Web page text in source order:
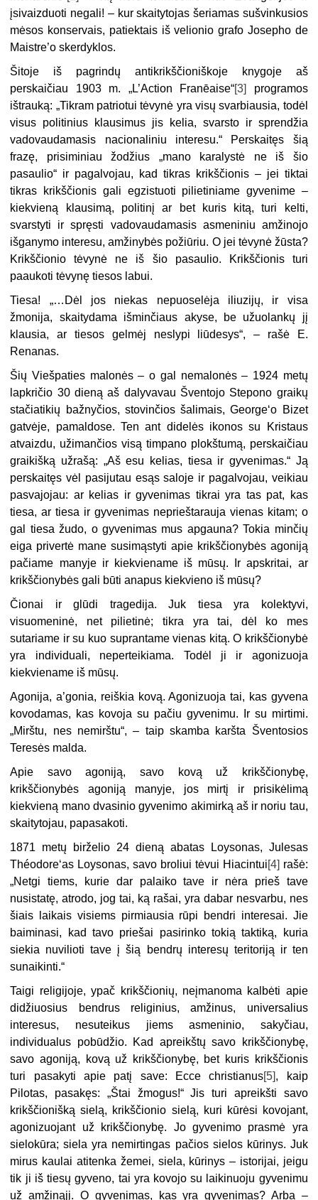
įsivaizduoti negali! – kur skaitytojas šeriamas sušvinkusios
mėsos konservais, patiektais iš velionio grafo Josepho de
Maistre’o skerdyklos.
Šitoje iš pagrindų antikrikščioniškoje knygoje aš
perskaičiau 1903 m. „L’Action Franēaise“ [3]
programos
ištrauką: „Tikram patriotui tėvynė yra visų svarbiausia, todėl
visus politinius klausimus jis kelia, svarsto ir sprendžia
vadovaudamasis nacionaliniu interesu.“ Perskaitęs šią
frazę, prisiminiau žodžius „mano karalystė ne iš šio
pasaulio“ ir pagalvojau, kad tikras krikščionis – jei tiktai
tikras krikščionis gali egzistuoti pilietiniame gyvenime –
kiekvieną klausimą, politinį ar bet kuris kitą, turi kelti,
svarstyti ir spręsti vadovaudamasis asmeniniu amžinojo
išganymo interesu, amžinybės požiūriu. O jei tėvynė žūsta?
Krikščionio tėvynė ne iš šio pasaulio. Krikščionis turi
paaukoti tėvynę tiesos labui.
Tiesa! „…Dėl jos niekas nepuoselėja iliuzijų, ir visa
žmonija, skaitydama išminčiaus akyse, be užuolankų jį
klausia, ar tiesos gelmėj neslypi liūdesys“, – rašė E.
Renanas.
Šių Viešpaties malonės – o gal nemalonės – 1924 metų
lapkričio 30 dieną aš dalyvavau Šventojo Stepono graikų
stačiatikių bažnyčios, stovinčios šalimais, George‘o Bizet
gatvėje, pamaldose. Ten ant didelės ikonos su Kristaus
atvaizdu, užimančios visą timpano plokštumą, perskaičiau
graikišką užrašą: „Aš esu kelias, tiesa ir gyvenimas.“ Ją
perskaitęs vėl pasijutau esąs saloje ir pagalvojau, veikiau
pasvajojau: ar kelias ir gyvenimas tikrai yra tas pat, kas
tiesa, ar tiesa ir gyvenimas neprieštarauja vienas kitam; o
gal tiesa žudo, o gyvenimas mus apgauna? Tokia minčių
eiga privertė mane susimąstyti apie krikščionybės agoniją
pačiame manyje ir kiekviename iš mūsų. Ir apskritai, ar
krikščionybės gali būti anapus kiekvieno iš mūsų?
Čionai ir glūdi tragedija. Juk tiesa yra kolektyvi,
visuomeninė, net pilietinė; tikra yra tai, dėl ko mes
sutariame ir su kuo suprantame vienas kitą. O krikščionybė
yra individuali, neperteikiama. Todėl ji ir agonizuoja
kiekviename iš mūsų.
Agonija, a’gonia, reiškia kovą. Agonizuoja tai, kas gyvena
kovodamas, kas kovoja su pačiu gyvenimu. Ir su mirtimi.
„Mirštu, nes nemirštu“, – taip skamba karšta Šventosios
Teresės malda.
Apie savo agoniją, savo kovą už krikščionybę,
krikščionybės agoniją manyje, jos mirtį ir prisikėlimą
kiekvieną mano dvasinio gyvenimo akimirką aš ir noriu tau,
skaitytojau, papasakoti.
1871 metų birželio 24 dieną abatas Loysonas, Julesas
Théodore‘as Loysonas, savo broliui tėvui Hiacintui [4] rašė:
„Netgi tiems, kurie dar palaiko tave ir nėra prieš tave
nusistatę, atrodo, jog tai, ką rašai, yra dabar nesvarbu, nes
šiais laikais visiems pirmiausia rūpi bendri interesai. Jie
baiminasi, kad tavo priešai pasirinko tokią taktiką, kuria
siekia nuvilioti tave į šią bendrų interesų teritoriją ir ten
sunaikinti.“
Taigi religijoje, ypač krikščionių, neįmanoma kalbėti apie
didžiuosius bendrus religinius, amžinus, universalius
interesus, nesuteikus jiems asmeninio, sakyčiau,
individualus pobūdžio. Kad apreikštų savo krikščionybę,
savo agoniją, kovą už krikščionybę, bet kuris krikščionis
turi pasakyti apie patį save: Ecce christianus [5] , kaip
Pilotas, pasakęs: „Štai žmogus!“ Jis turi apreikšti savo
krikščionišką sielą, krikščionio sielą, kuri kūrėsi kovojant,
agonizuojant už krikščionybę. Jo gyvenimo prasmė yra
sielokūra; siela yra nemirtingas pačios sielos kūrinys. Juk
mirus kaulai atitenka žemei, siela, kūrinys – istorijai, jeigu
tik ji iš tiesų gyveno, tai yra kovojo su laikinuoju gyvenimu
už amžinąjį. O gyvenimas, kas yra gyvenimas? Arba –